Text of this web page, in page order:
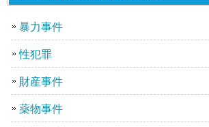
暴力事件
性犯罪
財産事件
薬物事件